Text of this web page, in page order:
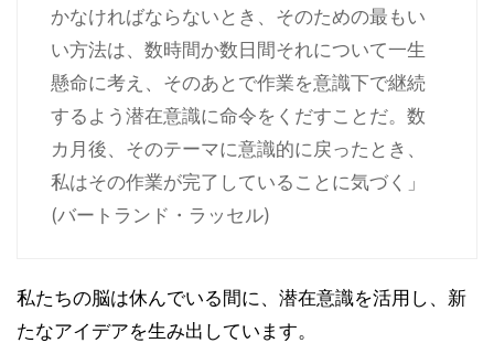
かなければならないとき、そのための最もい
い方法は、数時間か数日間それについて一生
懸命に考え、そのあとで作業を意識下で継続
するよう潜在意識に命令をくだすことだ。数
カ月後、そのテーマに意識的に戻ったとき、
私はその作業が完了していることに気づく」
(バートランド・ラッセル)
私たちの脳は休んでいる間に、潜在意識を活用し、新
たなアイデアを生み出しています。